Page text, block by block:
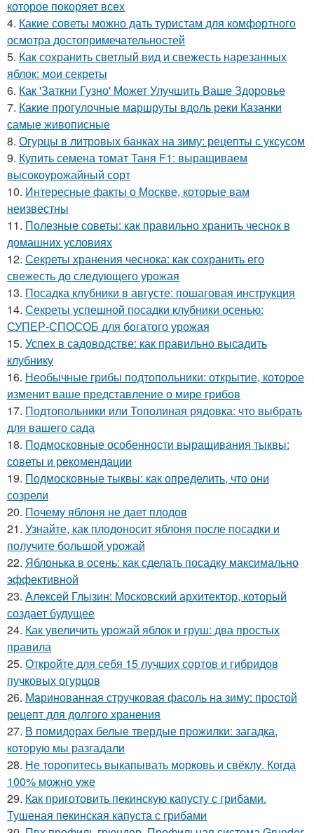
которое покоряет всех
4. Какие советы можно дать туристам для комфортного
осмотра достопримечательностей
5. Как сохранить светлый вид и свежесть нарезанных
яблок: мои секреты
6. Как 'Заткни Гузно' Может Улучшить Ваше Здоровье
7. Какие прогулочные маршруты вдоль реки Казанки
самые живописные
8. Огурцы в литровых банках на зиму: рецепты с уксусом
9. Купить семена томат Таня F1: выращиваем
высокоурожайный сорт
10. Интересные факты о Москве, которые вам
неизвестны
11. Полезные советы: как правильно хранить чеснок в
домашних условиях
12. Секреты хранения чеснока: как сохранить его
свежесть до следующего урожая
13. Посадка клубники в августе: пошаговая инструкция
14. Секреты успешной посадки клубники осенью:
СУПЕР-СПОСОБ для богатого урожая
15. Успех в садоводстве: как правильно высадить
клубнику
16. Необычные грибы подтопольники: открытие, которое
изменит ваше представление о мире грибов
17. Подтопольники или Тополиная рядовка: что выбрать
для вашего сада
18. Подмосковные особенности выращивания тыквы:
советы и рекомендации
19. Подмосковные тыквы: как определить, что они
созрели
20. Почему яблоня не дает плодов
21. Узнайте, как плодоносит яблоня после посадки и
получите большой урожай
22. Яблонька в осень: как сделать посадку максимально
эффективной
23. Алексей Глызин: Московский архитектор, который
создает будущее
24. Как увеличить урожай яблок и груш: два простых
правила
25. Откройте для себя 15 лучших сортов и гибридов
пучковых огурцов
26. Маринованная стручковая фасоль на зиму: простой
рецепт для долгого хранения
27. В помидорах белые твердые прожилки: загадка,
которую мы разгадали
28. Не торопитесь выкапывать морковь и свёклу. Когда
100% можно уже
29. Как приготовить пекинскую капусту с грибами.
Тушеная пекинская капуста с грибами